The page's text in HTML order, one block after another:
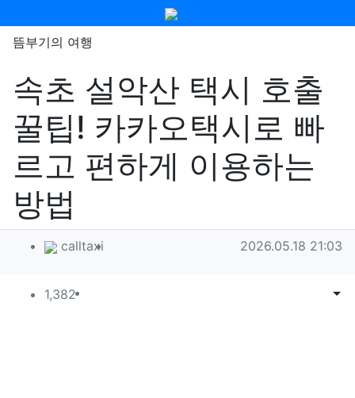
뜸부기의 여행
속초 설악산 택시 호출
꿀팁! 카카오택시로 빠
르고 편하게 이용하는
방법
작성자 정보
calltaxi 작성일
2026.05.18 21:03
컨텐츠 정보
1,382조회 목록게